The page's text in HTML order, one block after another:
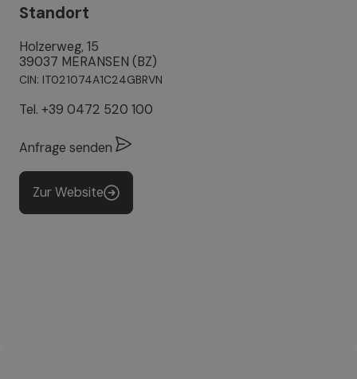
Standort
Holzerweg, 15
39037 MERANSEN (BZ)
CIN: IT021074A1C24GBRVN
Tel. +39 0472 520 100
Anfrage senden
Zur Website